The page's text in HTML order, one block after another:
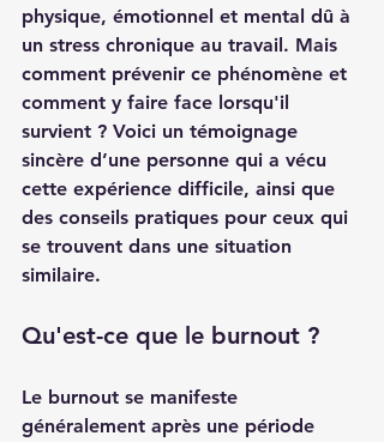
physique, émotionnel et mental dû à
un stress chronique au travail. Mais
comment prévenir ce phénomène et
comment y faire face lorsqu'il
survient ? Voici un témoignage
sincère d’une personne qui a vécu
cette expérience difficile, ainsi que
des conseils pratiques pour ceux qui
se trouvent dans une situation
similaire.
Qu'est-ce que le burnout ?
Le burnout se manifeste
généralement après une période